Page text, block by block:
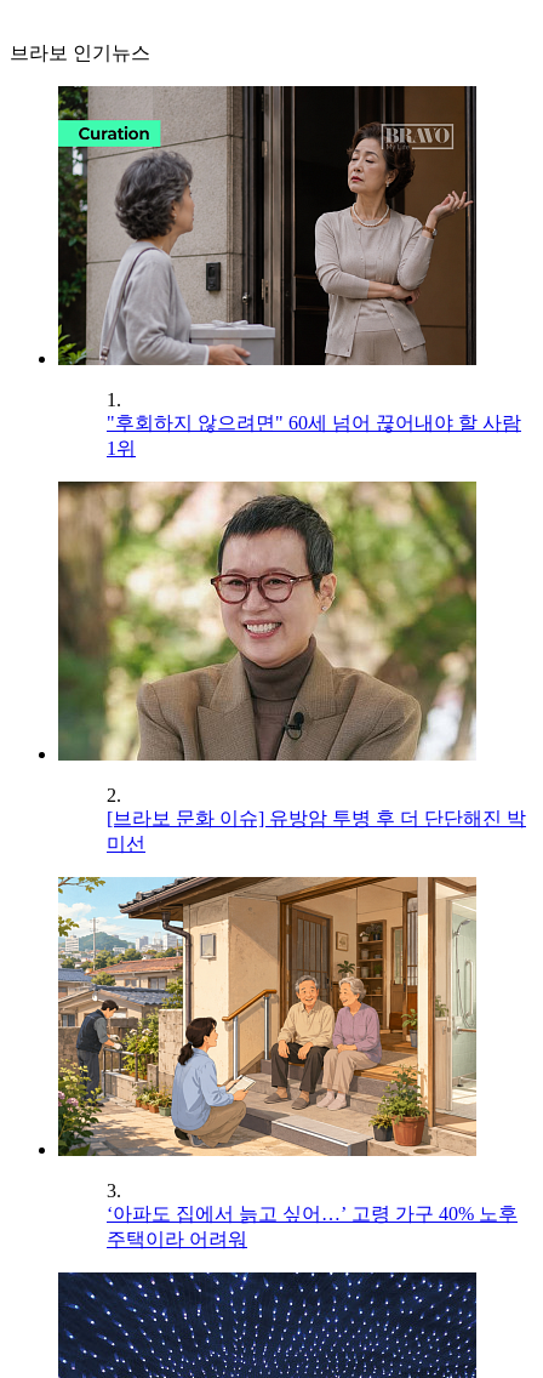
브라보 인기뉴스
1.
"후회하지 않으려면" 60세 넘어 끊어내야 할 사람
1위
2.
[브라보 문화 이슈] 유방암 투병 후 더 단단해진 박
미선
3.
‘아파도 집에서 늙고 싶어…’ 고령 가구 40% 노후
주택이라 어려워